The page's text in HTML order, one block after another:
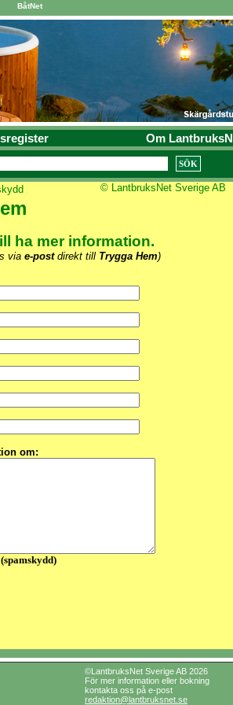
BåtNet
Om
© LantbruksNet Sverige AB
ha mer information.
via e-postdirekt till Trygga Hem)
om:
©LantbruksNet Sverige AB 2026
För mer information eller bokning
kontakta oss på e-post
redaktion@lantbruksnet.se